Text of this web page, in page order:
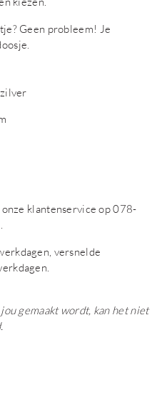
Geen probleem! Je
klantenservice op 078-
versnelde
gemaakt wordt, kan het niet